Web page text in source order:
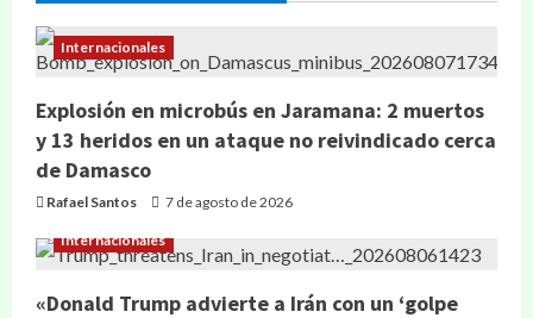
Internacionales
Explosión en microbús en Jaramana: 2 muertos
y 13 heridos en un ataque no reivindicado cerca
de Damasco
Rafael Santos 7 de agosto de 2026
Internacionales
«Donald Trump advierte a Irán con un ‘golpe